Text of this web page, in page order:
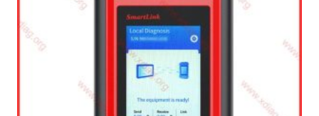
variations.
Les